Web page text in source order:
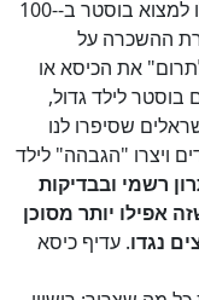
בזול - במרבית הרשתות תוכלו למצוא בוסטר ב-100-
ההשכרה על
את הכיסא או
לילד גדול,
שסיפרו לנו
ויצרו "הגבהה" לילד
רשמי ובבדיקות
אפילו יותר מסוכן
נגדו. עדיף כיסא